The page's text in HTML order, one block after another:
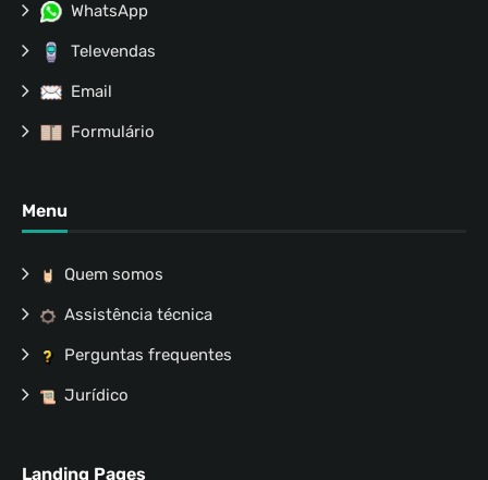
WhatsApp
Televendas
Email
Formulário
Menu
Quem somos
Assistência técnica
Perguntas frequentes
Jurídico
Landing Pages